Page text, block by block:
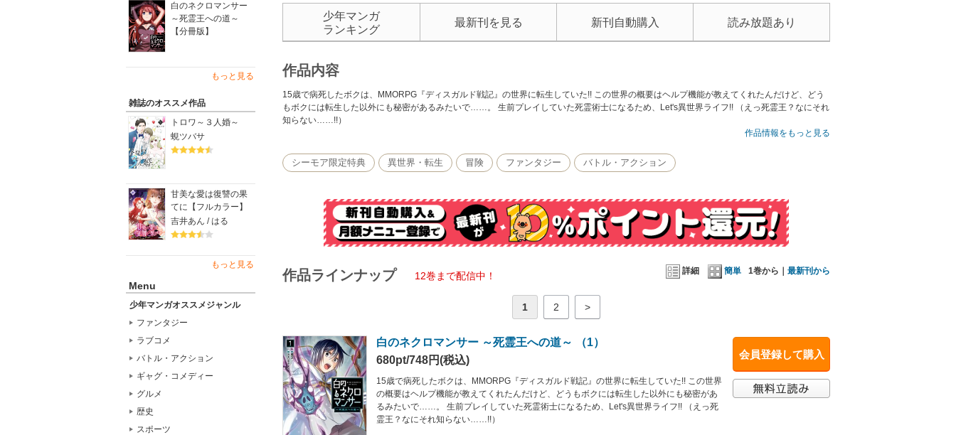
白のネクロマンサー
～死霊王への道～
【分冊版】
もっと見る
雑誌のオススメ作品
トロワ～３人婚～
蜆ツバサ
甘美な愛は復讐の果
てに【フルカラー】
吉井あん / はる
もっと見る
Menu
少年マンガオススメジャンル
ファンタジー
ラブコメ
バトル・アクション
ギャグ・コメディー
グルメ
歴史
スポーツ
少年マンガ
ランキング
最新刊を見る 新刊自動購入 読み放題あり
作品内容
15歳で病死したボクは、MMORPG『ディスガルド戦記』の世界に転生していた!! この世界の概要はヘルプ機能が教えてくれたんだけど、どう
もボクには転生した以外にも秘密があるみたいで……。 生前プレイしていた死霊術士になるため、Let's異世界ライフ!! （えっ死霊王？なにそれ
知らない……!!）
作品情報をもっと見る
シーモア限定特典 異世界・転生 冒険 ファンタジー バトル・アクション
詳細 簡単 1巻から｜ 最新刊から
作品ラインナップ 12巻まで配信中！
1 2 >
会員登録して購入
白のネクロマンサー ～死霊王への道～ （1）
680pt/748円(税込)
15歳で病死したボクは、MMORPG『ディスガルド戦記』の世界に転生していた!! この世界
の概要はヘルプ機能が教えてくれたんだけど、どうもボクには転生した以外にも秘密があ
るみたいで……。 生前プレイしていた死霊術士になるため、Let's異世界ライフ!! （えっ死
霊王？なにそれ知らない……!!）